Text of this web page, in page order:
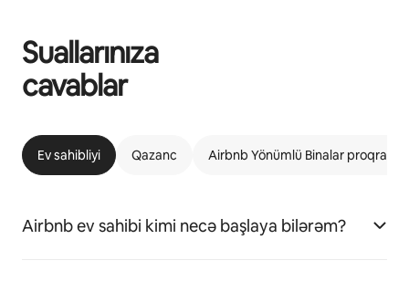
Suallarınıza
cavablar
Ev sahibliyi Qazanc Airbnb Yönümlü Binalar proqramı
Airbnb ev sahibi kimi necə başlaya bilərəm?